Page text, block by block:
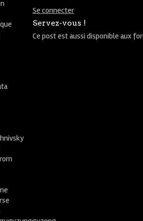
Se connecter
Servez-vous !
Ce post est aussi disponible aux